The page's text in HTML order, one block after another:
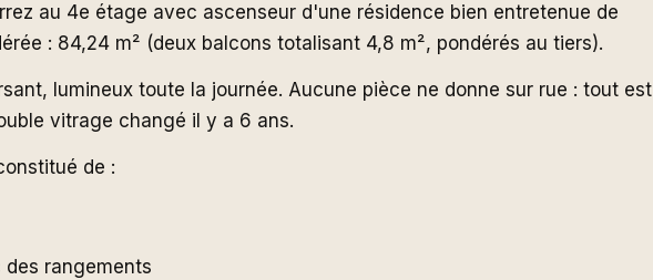
au 4e étage avec ascenseur d'une résidence bien entretenue de
: 84,24 m² (deux balcons totalisant 4,8 m², pondérés au tiers).
lumineux toute la journée. Aucune pièce ne donne sur rue : tout est
vitrage changé il y a 6 ans.
de :
rangements